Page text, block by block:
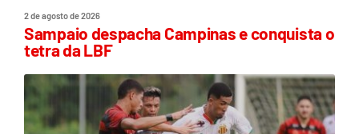
2 de agosto de 2026
Sampaio despacha Campinas e conquista o
tetra da LBF